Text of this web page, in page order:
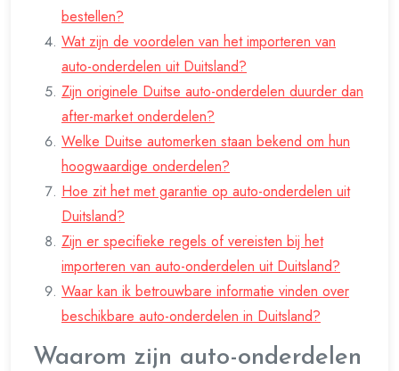
bestellen?
Wat zijn de voordelen van het importeren van
auto-onderdelen uit Duitsland?
Zijn originele Duitse auto-onderdelen duurder dan
after-market onderdelen?
Welke Duitse automerken staan bekend om hun
hoogwaardige onderdelen?
Hoe zit het met garantie op auto-onderdelen uit
Duitsland?
Zijn er specifieke regels of vereisten bij het
importeren van auto-onderdelen uit Duitsland?
Waar kan ik betrouwbare informatie vinden over
beschikbare auto-onderdelen in Duitsland?
Waarom zijn auto-onderdelen